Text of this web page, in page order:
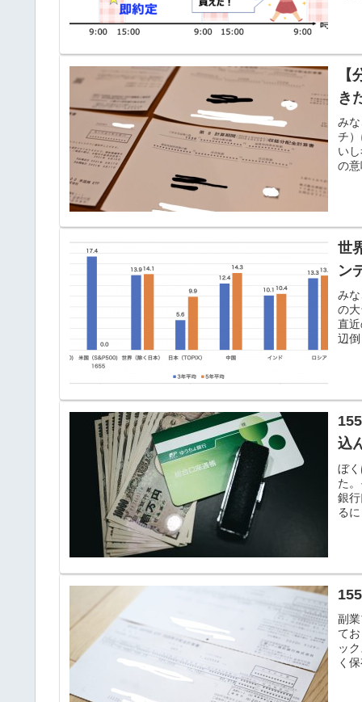
き
み
チ
い
の
世
ン
み
の
直
辺
込
ぼ
た
銀
る
副
て
ッ
く